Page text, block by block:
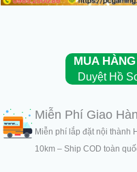
MUA
Duyệt Hồ
Miễn Phí Giao
Miễn phí lắp đặt nội thành
10km – Ship COD toàn